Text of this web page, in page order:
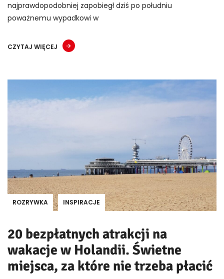
najprawdopodobniej zapobiegł dziś po południu
poważnemu wypadkowi w
CZYTAJ WIĘCEJ
ROZRYWKA INSPIRACJE
20 bezpłatnych atrakcji na
wakacje w Holandii. Świetne
miejsca, za które nie trzeba płacić